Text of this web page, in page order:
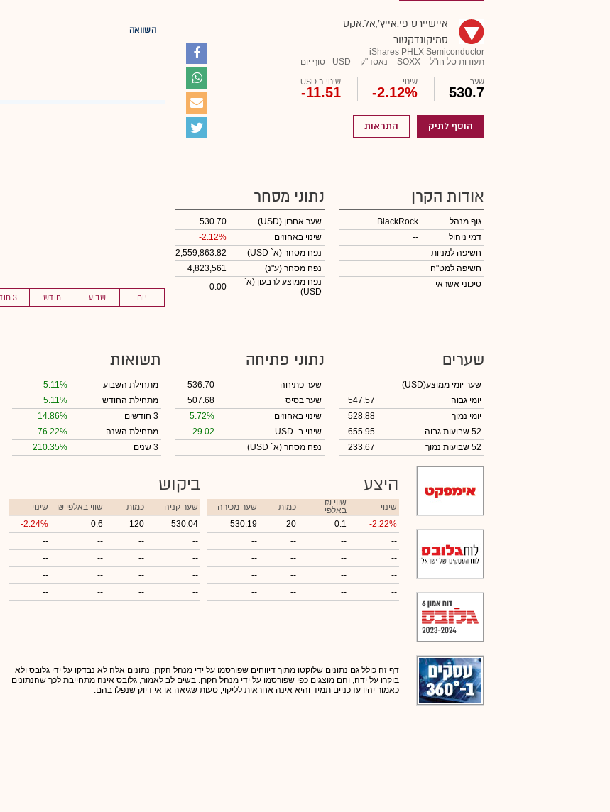
איישיירס פי.אייץ',אל.אקס
סמיקונדקטור
iShares PHLX Semiconductor
תעודות סל חו"ל
SOXX נאסד"ק USD סוף יום
שער
530.7
שינוי
-2.12%
שינוי ב USD
-11.51
הוסף לתיק התראות
השוואה
יום שבוע חודש 3 חוד'
אודות הקרן
גוף מנהל
BlackRock
דמי ניהול
--
חשיפה למניות
חשיפה למט"ח
סיכוני אשראי
נתוני מסחר
שער אחרון (USD)
530.70
שינוי באחוזים
-2.12%
נפח מסחר (א` USD)
2,559,863.82
נפח מסחר (ע"נ)
4,823,561
נפח ממוצע לרבעון (א`
USD)
0.00
שערים
שער יומי ממוצע(USD)
--
יומי גבוה
547.57
יומי נמוך
528.88
52 שבועות גבוה
655.95
52 שבועות נמוך
233.67
נתוני פתיחה
שער פתיחה
536.70
שער בסיס
507.68
שינוי באחוזים
5.72%
שינוי ב- USD
29.02
נפח מסחר (א` USD)
תשואות
מתחילת השבוע
5.11%
מתחילת החודש
5.11%
3 חודשים
14.86%
מתחילת השנה
76.22%
3 שנים
210.35%
היצע
שינוי ₪ שווי
באלפי כמות
שער מכירה
-2.22%
0.1
20
530.19
--
--
--
--
--
--
--
--
--
--
--
--
--
--
--
--
ביקוש
שער קניה כמות ₪ שווי באלפי
שינוי
530.04
120
0.6
-2.24%
--
--
--
--
--
--
--
--
--
--
--
--
--
--
--
--
דף זה כולל גם נתונים שלוקטו מתוך דיווחים שפורסמו על ידי מנהל הקרן. נתונים אלה לא נבדקו על ידי גלובס ולא
בוקרו על ידה, והם מוצגים כפי שפורסמו על ידי מנהל הקרן. בשים לב לאמור, גלובס אינה מתחייבת לכך שהנתונים
כאמור יהיו עדכניים תמיד והיא אינה אחראית לליקוי, טעות שגיאה או אי דיוק שנפלו בהם.